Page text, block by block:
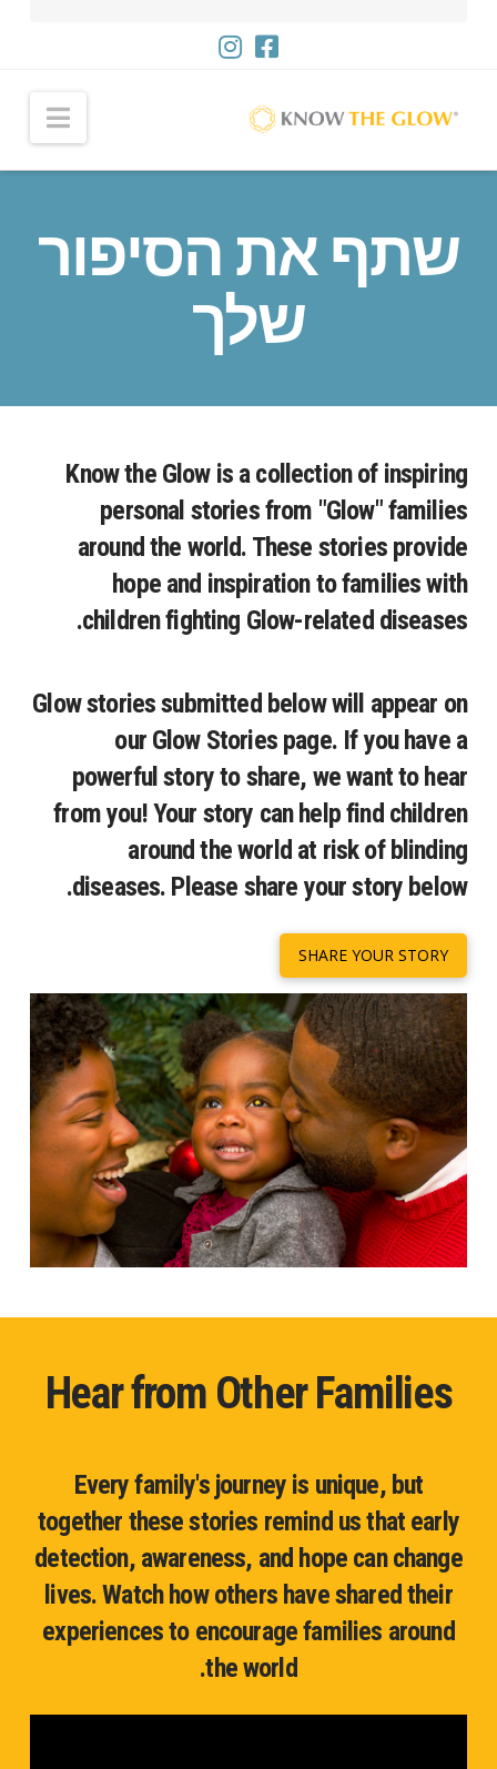
ניווט
שתף את הסיפור
שלך
Know the Glow is a collection of inspiring
personal stories from "Glow" families
around the world. These stories provide
hope and inspiration to families with
children fighting Glow-related diseases.
Glow stories submitted below will appear on
our Glow Stories page. If you have a
powerful story to share, we want to hear
from you! Your story can help find children
around the world at risk of blinding
diseases. Please share your story below.
SHARE YOUR STORY
Hear from Other Families
Every family's journey is unique, but
together these stories remind us that early
detection, awareness, and hope can change
lives. Watch how others have shared their
experiences to encourage families around
the world.